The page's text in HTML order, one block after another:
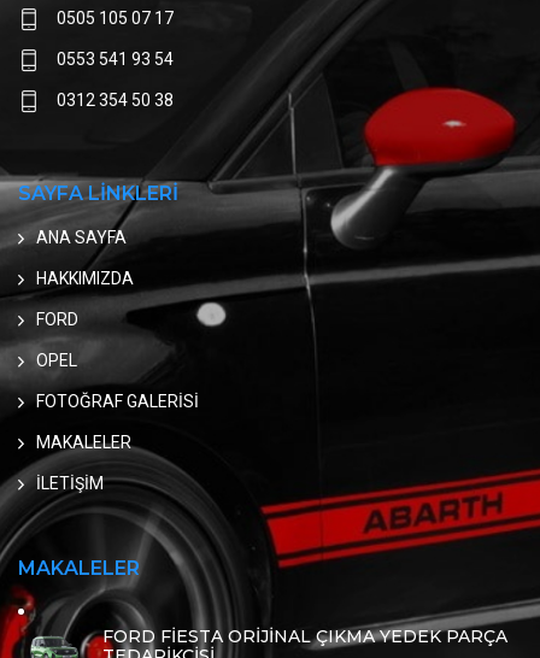
0505 105 07 17
0553 541 93 54
0312 354 50 38
SAYFA LİNKLERİ
ANA SAYFA
HAKKIMIZDA
FORD
OPEL
FOTOĞRAF GALERİSİ
MAKALELER
İLETİŞİM
MAKALELER
FORD FİESTA ORİJİNAL ÇIKMA YEDEK PARÇA